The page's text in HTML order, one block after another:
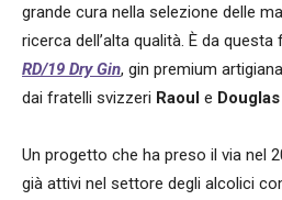
grande cura nella selezione delle
ricerca dell’alta qualità. È da
RD/19 Dry Gin, gin premium
dai fratelli svizzeri Raoul e
Un progetto che ha preso il via nel
già attivi nel settore degli alcolici